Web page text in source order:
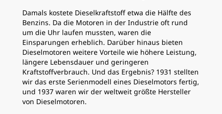
Damals kostete Dieselkraftstoff etwa die Hälfte des
Benzins. Da die Motoren in der Industrie oft rund
um die Uhr laufen mussten, waren die
Einsparungen erheblich. Darüber hinaus bieten
Dieselmotoren weitere Vorteile wie höhere Leistung,
längere Lebensdauer und geringeren
Kraftstoffverbrauch. Und das Ergebnis? 1931 stellten
wir das erste Serienmodell eines Dieselmotors fertig,
und 1937 waren wir der weltweit größte Hersteller
von Dieselmotoren.